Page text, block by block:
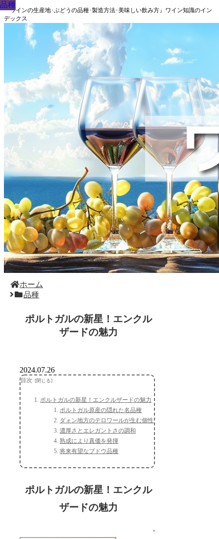
『ワインの生産地･ぶどうの品種･製造方法･美味しい飲み方』ワイン知識のイン
デックス
ホーム
品種
ポルトガルの新星！エンクル
ザードの魅力
品種
2024.07.26
目次
ポルトガルの新星！エンクルザードの魅力
ポルトガル原産の隠れた名品種
ダォン地方のテロワールが生む個性
濃厚さとエレガントさの調和
熟成により真価を発揮
将来有望なブドウ品種
ポルトガルの新星！エンクル
ザードの魅力
品種
品種
品種
品種
品種
品種
品種
品種